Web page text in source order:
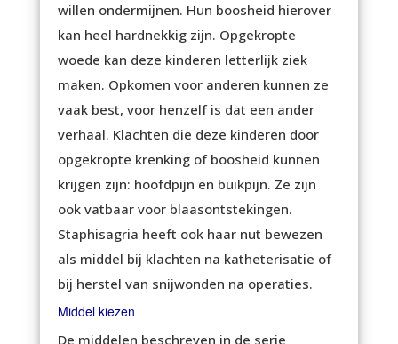
willen ondermijnen. Hun boosheid hierover
kan heel hardnekkig zijn. Opgekropte
woede kan deze kinderen letterlijk ziek
maken. Opkomen voor anderen kunnen ze
vaak best, voor henzelf is dat een ander
verhaal. Klachten die deze kinderen door
opgekropte krenking of boosheid kunnen
krijgen zijn: hoofdpijn en buikpijn. Ze zijn
ook vatbaar voor blaasontstekingen.
Staphisagria heeft ook haar nut bewezen
als middel bij klachten na katheterisatie of
bij herstel van snijwonden na operaties.
Middel kiezen
De middelen beschreven in de serie